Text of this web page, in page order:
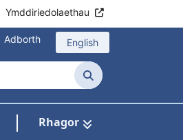
Ymddiriedolaethau
Adborth English
Chwilio
Rhagor